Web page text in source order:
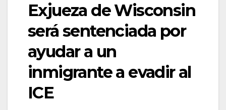
Exjueza de Wisconsin
será sentenciada por
ayudar a un
inmigrante a evadir al
ICE